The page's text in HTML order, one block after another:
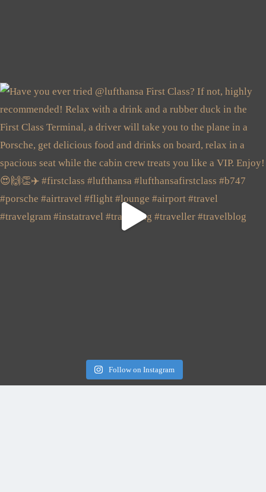
Follow on Instagram